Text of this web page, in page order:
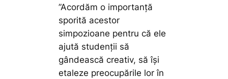
”Acordăm o importanță
sporită acestor
simpozioane pentru că ele
ajută studenții să
gândească creativ, să își
etaleze preocupările lor în